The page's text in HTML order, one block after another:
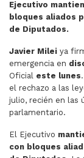
Ejecutivo
bloques aliados
de Diputados.
Javier Milei ya
emergencia en
Oficial este lunes
el rechazo a las
julio, recién en las
parlamentario.
El Ejecutivo
con bloques